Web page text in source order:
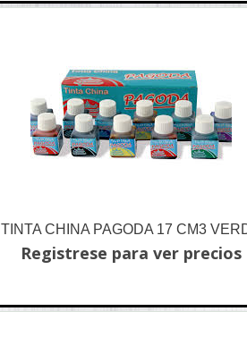
TINTA CHINA PAGODA 17 CM3
Registrese para ver precios